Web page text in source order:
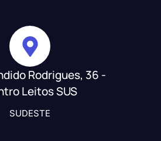
Rodrigues, 36 -
Leitos SUS
SUDESTE